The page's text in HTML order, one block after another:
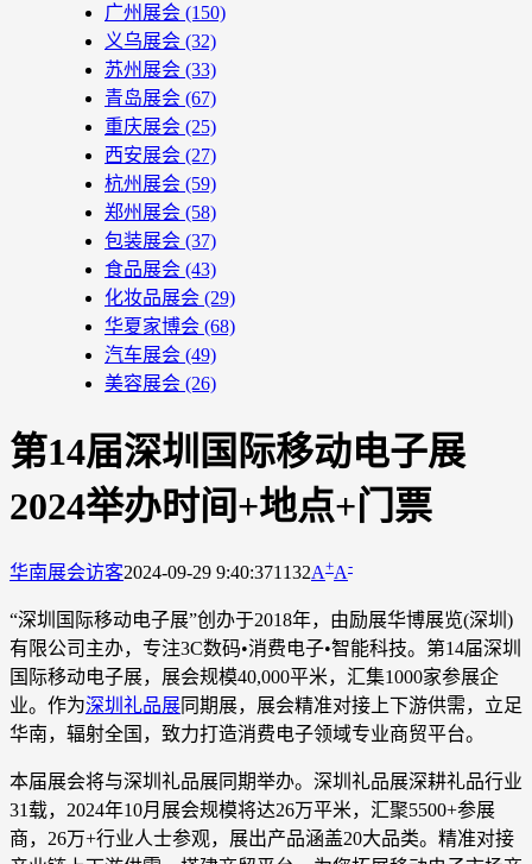
广州展会 (150)
义乌展会 (32)
苏州展会 (33)
青岛展会 (67)
重庆展会 (25)
西安展会 (27)
杭州展会 (59)
郑州展会 (58)
包装展会 (37)
食品展会 (43)
化妆品展会 (29)
华夏家博会 (68)
汽车展会 (49)
美容展会 (26)
第14届深圳国际移动电子展
2024举办时间+地点+门票
华南展会访客2024-09-29 9:40:371132A+A-
“深圳国际移动电子展”创办于2018年，由励展华博展览(深圳)
有限公司主办，专注3C数码•消费电子•智能科技。第14届深圳
国际移动电子展，展会规模40,000平米，汇集1000家参展企
业。作为深圳礼品展同期展，展会精准对接上下游供需，立足
华南，辐射全国，致力打造消费电子领域专业商贸平台。
本届展会将与深圳礼品展同期举办。深圳礼品展深耕礼品行业
31载，2024年10月展会规模将达26万平米，汇聚5500+参展
商，26万+行业人士参观，展出产品涵盖20大品类。精准对接